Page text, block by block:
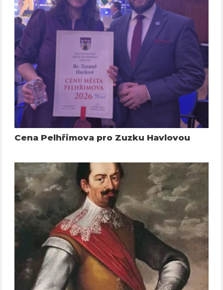
Cena Pelhřimova pro Zuzku Havlovou